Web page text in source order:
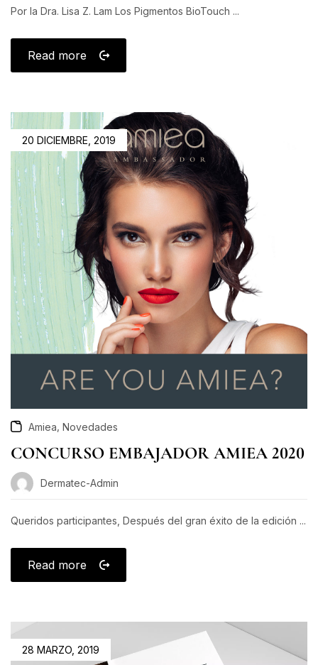
Por la Dra. Lisa Z. Lam Los Pigmentos BioTouch ...
Read more
20 DICIEMBRE, 2019
Amiea Novedades
CONCURSO EMBAJADOR AMIEA 2020
Dermatec-Admin
Queridos participantes, Después del gran éxito de la edición ...
Read more
28 MARZO, 2019